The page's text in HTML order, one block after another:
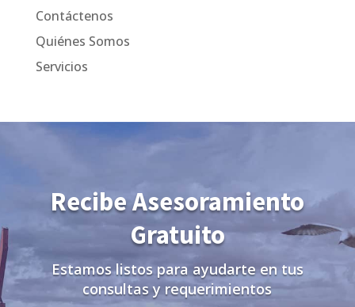
Contáctenos
Quiénes Somos
Servicios
Recibe Asesoramiento
Gratuito
Estamos listos para ayudarte en tus
consultas y requerimientos